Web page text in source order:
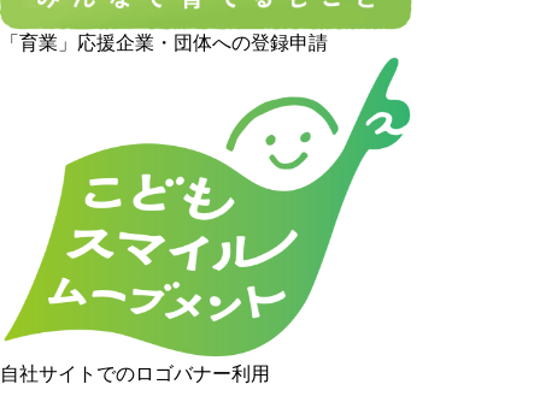
「育業」応援企業・団体への登録申請
自社サイトでのロゴバナー利用